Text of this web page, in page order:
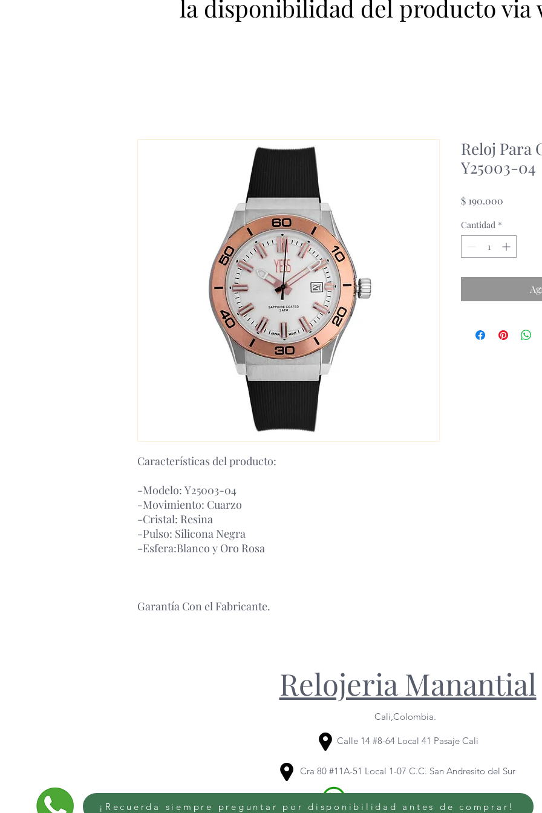
la disponibilidad del producto via
Características del producto:
-Modelo: Y25003-04
-Movimiento: Cuarzo
-Cristal: Resina
-Pulso: Silicona Negra
-Esfera:Blanco y Oro Rosa
Garantía Con el Fabricante.
Reloj Para
Y25003-04
$ 190.000
Cantidad *
¡Recuerda siempre preguntar por disponibilidad antes de comprar!
Relojeria Manantial
Cali,Colombia.
Calle 14 #8-64 Local 41 Pasaje Cali
Cra 80 #11A-51 Local 1-07 C.C. San Andresito del Sur